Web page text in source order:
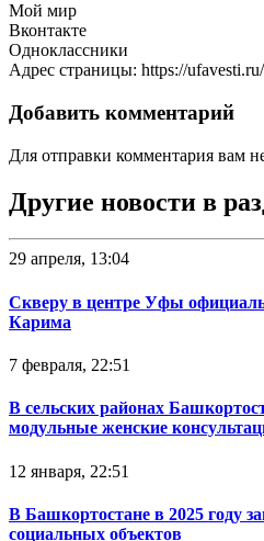
Мой мир
Вконтакте
Одноклассники
Адрес страницы: https://
Добавить комментарий
Для отправки комментария вам
Другие новости в
29 апреля, 13:04
Скверу в центре Уфы
Карима
7 февраля, 22:51
В сельских районах
модульные женские
12 января, 22:51
В Башкортостане в 2025 году
социальных объектов